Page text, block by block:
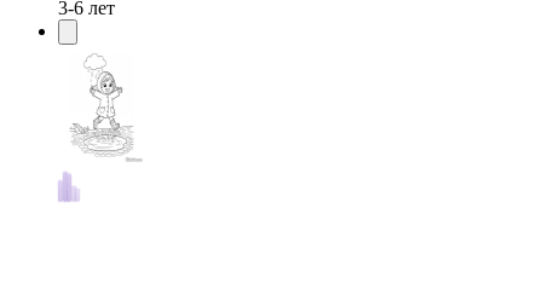
3-6 лет